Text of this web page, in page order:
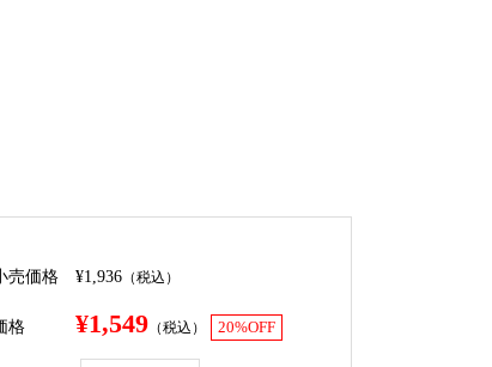
売価格 ¥1,936（税込）
格 ¥1,549（税込） 20%OFF